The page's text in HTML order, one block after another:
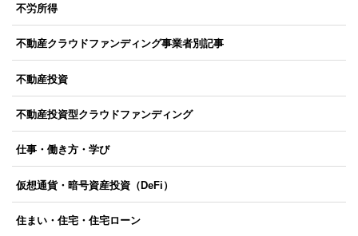
不労所得
不動産クラウドファンディング事業者別記事
不動産投資
不動産投資型クラウドファンディング
仕事・働き方・学び
仮想通貨・暗号資産投資（DeFi）
住まい・住宅・住宅ローン